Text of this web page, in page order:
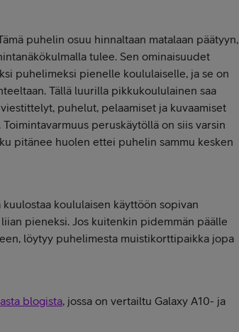
puhelin osuu hinnaltaan matalaan päätyyn,
tulee. Sen ominaisuudet
puhelimeksi pienelle koululaiselle, ja se on
Tällä luurilla pikkukoululainen saa
puhelut, pelaamiset ja kuvaamiset
peruskäytöllä on siis varsin
pitänee huolen ettei puhelin sammu kesken
koululaisen käyttöön sopivan
pieneksi. Jos kuitenkin pidemmän päälle
löytyy puhelimesta muistikorttipaikka jopa
blogista, jossa on vertailtu Galaxy A10- ja